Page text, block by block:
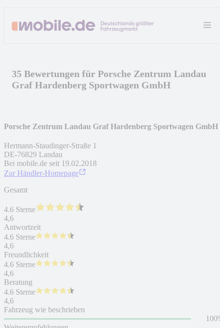
35 Bewertungen für Porsche Zentrum Landau
Graf Hardenberg Sportwagen GmbH
Porsche Zentrum Landau Graf Hardenberg Sportwagen GmbH
Hermann-Staudinger-Straße 1
DE-76829 Landau
Bei mobile.de seit 19.02.2018
Zur Händler-Homepage
Gesamt
4.6 Sterne
4,6
Antwortzeit
4.6 Sterne
4,6
Freundlichkeit
4.6 Sterne
4,6
Beratung
4.6 Sterne
4,6
Fahrzeug wie beschrieben